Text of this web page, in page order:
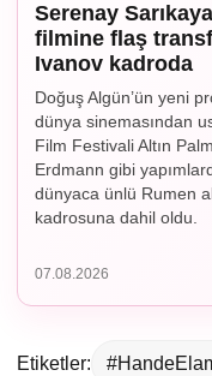
Serenay
filmine flaş
Ivanov kadroda
Doğuş Algün’ün yeni
dünya sinemasından
Film Festivali Altın
Erdmann gibi
dünyaca ünlü Rumen
kadrosuna dahil oldu.
07.08.2026
Etiketler: